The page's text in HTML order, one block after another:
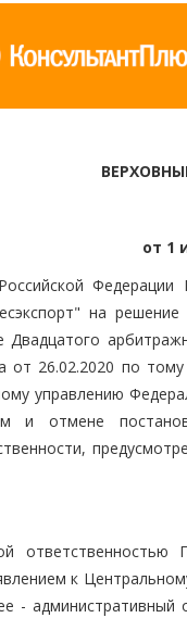
от 1
на
Двадцатого
от 26.02.2020 по
управлению
и отмене
к
- административный